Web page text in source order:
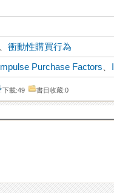
、衝動性購買行為
Impulse Purchase Factors
下載:49 書目收藏:0